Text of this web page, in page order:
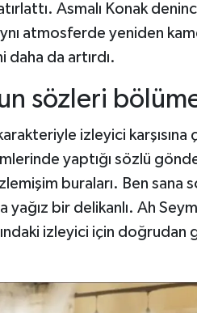
Asmalı Konak
atmosferde yeniden
da artırdı.
sözleri
izleyici karşısına
yaptığı sözlü
buraları. Ben sana
yağız bir delikanlı. Ah
izleyici için doğrudan